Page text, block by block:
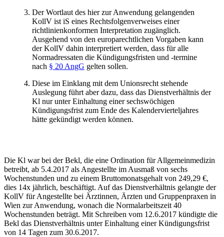
Der Wortlaut des hier zur Anwendung gelangenden
KollV ist iS eines Rechtsfolgenverweises einer
richtlinienkonformen Interpretation zugänglich.
Ausgehend von den europarechtlichen Vorgaben kann
der KollV dahin interpretiert werden, dass für alle
Normadressaten die Kündigungsfristen und -termine
nach § 20 AngG gelten sollen.
Diese im Einklang mit dem Unionsrecht stehende
Auslegung führt aber dazu, dass das Dienstverhältnis der
Kl nur unter Einhaltung einer sechswöchigen
Kündigungsfrist zum Ende des Kalendervierteljahres
hätte gekündigt werden können.
Die Kl war bei der Bekl, die eine Ordination für Allgemeinmedizin
betreibt, ab 5.4.2017 als Angestellte im Ausmaß von sechs
Wochenstunden und zu einem Bruttomonatsgehalt von 249,29 €,
dies 14x jährlich, beschäftigt. Auf das Dienstverhältnis gelangte der
KollV für Angestellte bei Ärztinnen, Ärzten und Gruppenpraxen in
Wien zur Anwendung, wonach die Normalarbeitszeit 40
Wochenstunden beträgt. Mit Schreiben vom 12.6.2017 kündigte die
Bekl das Dienstverhältnis unter Einhaltung einer Kündigungsfrist
von 14 Tagen zum 30.6.2017.